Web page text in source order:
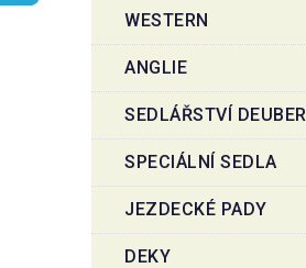
n
í
n
WESTERN
ANGLIE
SEDLÁŘSTVÍ
SPECIÁLNÍ SEDLA
JEZDECKÉ PADY
DEKY